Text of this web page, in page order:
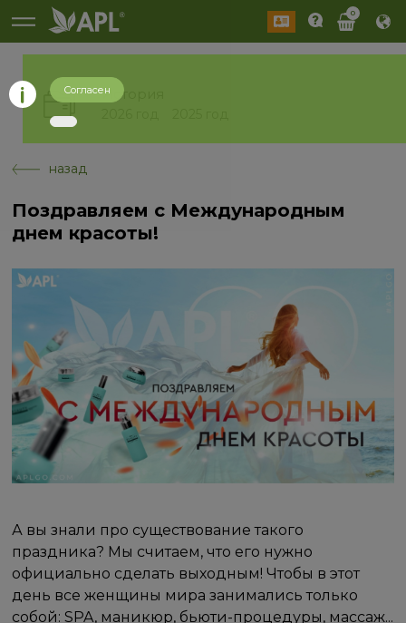
0
История
назад
Поздравляем с Международным
днем красоты!
А вы знали про существование такого
праздника? Мы считаем, что его нужно
официально сделать выходным! Чтобы в этот
день все женщины мира занимались только
собой: SPA, маникюр, бьюти-процедуры, массаж...
Согласен